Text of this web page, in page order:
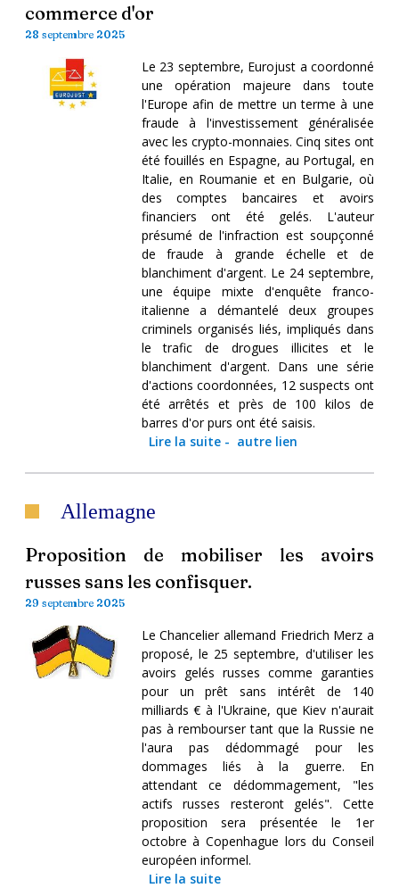
commerce d'or
28 septembre 2025
Le 23 septembre, Eurojust a coordonné
une opération majeure dans toute
l'Europe afin de mettre un terme à une
fraude à l'investissement généralisée
avec les crypto-monnaies. Cinq sites ont
été fouillés en Espagne, au Portugal, en
Italie, en Roumanie et en Bulgarie, où
des comptes bancaires et avoirs
financiers ont été gelés. L'auteur
présumé de l'infraction est soupçonné
de fraude à grande échelle et de
blanchiment d'argent. Le 24 septembre,
une équipe mixte d'enquête franco-
italienne a démantelé deux groupes
criminels organisés liés, impliqués dans
le trafic de drogues illicites et le
blanchiment d'argent. Dans une série
d'actions coordonnées, 12 suspects ont
été arrêtés et près de 100 kilos de
barres d'or purs ont été saisis.
Lire la suite- autre lien
Allemagne
Proposition de mobiliser les avoirs
russes sans les confisquer.
29 septembre 2025
Le Chancelier allemand Friedrich Merz a
proposé, le 25 septembre, d'utiliser les
avoirs gelés russes comme garanties
pour un prêt sans intérêt de 140
milliards € à l'Ukraine, que Kiev n'aurait
pas à rembourser tant que la Russie ne
l'aura pas dédommagé pour les
dommages liés à la guerre. En
attendant ce dédommagement, "les
actifs russes resteront gelés". Cette
proposition sera présentée le 1er
octobre à Copenhague lors du Conseil
européen informel.
Lire la suite